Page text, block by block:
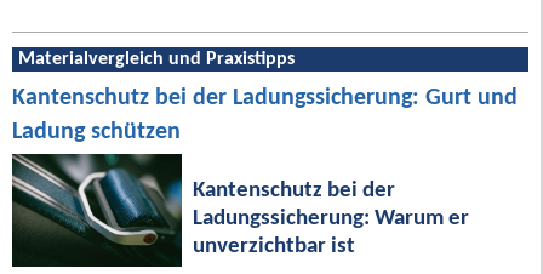
Materialvergleich und Praxistipps
Kantenschutz bei der Ladungssicherung: Gurt und
Ladung schützen
Kantenschutz bei der
Ladungssicherung: Warum er
unverzichtbar ist